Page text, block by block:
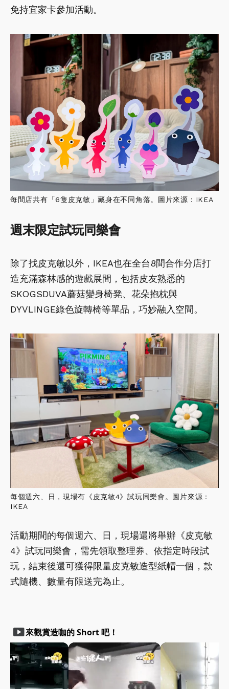
免持宜家卡參加活動。
每間店共有「6隻皮克敏」藏身在不同角落。圖片來源：IKEA
週末限定試玩同樂會
除了找皮克敏以外，IKEA也在全台8間合作分店打
造充滿森林感的遊戲展間，包括皮友熟悉的
SKOGSDUVA蘑菇變身椅凳、花朵抱枕與
DYVLINGE綠色旋轉椅等單品，巧妙融入空間。
每個週六、日，現場有《皮克敏4》試玩同樂會。圖片來源：
IKEA
活動期間的每個週六、日，現場還將舉辦《皮克敏
4》試玩同樂會，需先領取整理券、依指定時段試
玩，結束後還可獲得限量皮克敏造型紙帽一個，款
式隨機、數量有限送完為止。
smart_display來觀賞造咖的 Short 吧！